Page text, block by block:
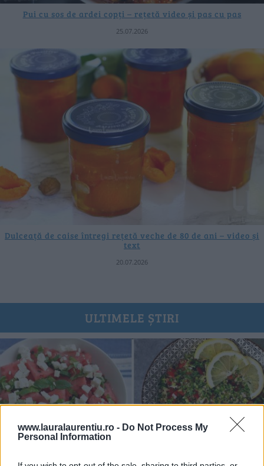
www.lauralaurentiu.ro - Do Not Process My
Personal Information
Pui cu sos de ardei copți – rețetă video și pas cu pas
25.07.2026
Dulceață de caise întregi rețetă veche de 80 de ani – video și
text
20.07.2026
ULTIMELE ȘTIRI